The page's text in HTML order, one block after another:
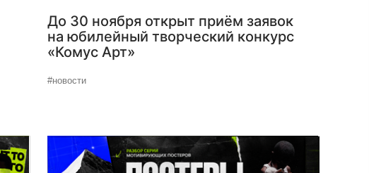
До 30 ноября открыт приём заявок
на юбилейный творческий конкурс
«Комус Арт»
#новости